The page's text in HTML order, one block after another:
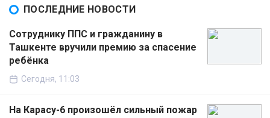
ПОСЛЕДНИЕ НОВОСТИ
Сотруднику ППС и гражданину в
Ташкенте вручили премию за спасение
ребёнка
Сегодня, 11:03
На Карасу-6 произошёл сильный пожар